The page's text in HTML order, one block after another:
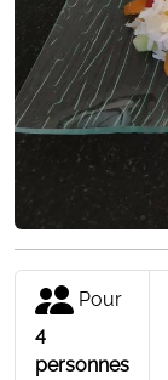
Pour
4
personnes